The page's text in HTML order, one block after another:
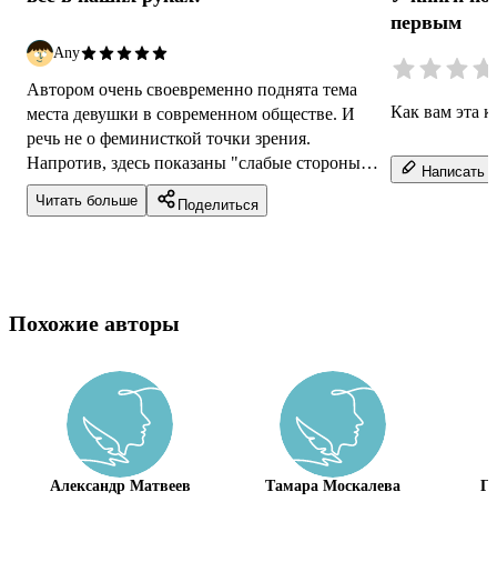
Any
Автором очень своевременно поднята тема
места девушки в современном обществе. И
речь не о феминисткой точки зрения.
Напротив, здесь показаны "слабые стороны"
обеих сторон. Но все же не стоит забывать ...
Читать больше Поделиться
первым
Как вам эта
Написать
Похожие авторы
Александр Матвеев Тамара Москалева